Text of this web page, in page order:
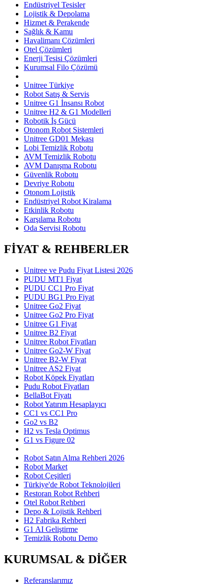
Endüstriyel Tesisler
Lojistik & Depolama
Hizmet & Perakende
Sağlık & Kamu
Havalimanı Çözümleri
Otel Çözümleri
Enerji Tesisi Çözümleri
Kurumsal Filo Çözümü
Unitree Türkiye
Robot Satış & Servis
Unitree G1 İnsansı Robot
Unitree H2 & G1 Modelleri
Robotik İş Gücü
Otonom Robot Sistemleri
Unitree GD01 Mekası
Lobi Temizlik Robotu
AVM Temizlik Robotu
AVM Danışma Robotu
Güvenlik Robotu
Devriye Robotu
Otonom Lojistik
Endüstriyel Robot Kiralama
Etkinlik Robotu
Karşılama Robotu
Oda Servisi Robotu
FİYAT & REHBERLER
Unitree ve Pudu Fiyat Listesi 2026
PUDU MT1 Fiyat
PUDU CC1 Pro Fiyat
PUDU BG1 Pro Fiyat
Unitree Go2 Fiyat
Unitree Go2 Pro Fiyat
Unitree G1 Fiyat
Unitree B2 Fiyat
Unitree Robot Fiyatları
Unitree Go2-W Fiyat
Unitree B2-W Fiyat
Unitree AS2 Fiyat
Robot Köpek Fiyatları
Pudu Robot Fiyatları
BellaBot Fiyatı
Robot Yatırım Hesaplayıcı
CC1 vs CC1 Pro
Go2 vs B2
H2 vs Tesla Optimus
G1 vs Figure 02
Robot Satın Alma Rehberi 2026
Robot Market
Robot Çeşitleri
Türkiye'de Robot Teknolojileri
Restoran Robot Rehberi
Otel Robot Rehberi
Depo & Lojistik Rehberi
H2 Fabrika Rehberi
G1 AI Geliştirme
Temizlik Robotu Demo
KURUMSAL & DİĞER
Referanslarımız